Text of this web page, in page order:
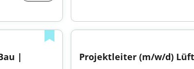
|
Projektleiter (m/w/d)